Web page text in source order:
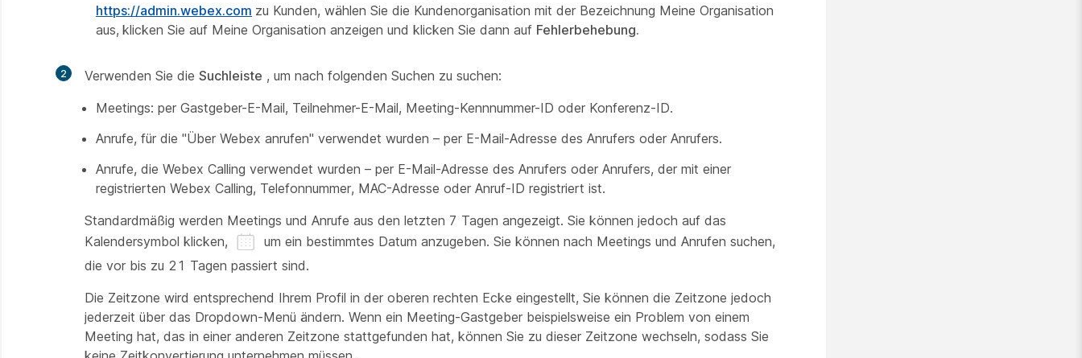
https://admin.webex.com zu Kunden, wählen Sie die Kundenorganisation mit der Bezeichnung Meine Organisation
aus, klicken Sie auf Meine Organisation anzeigen und klicken Sie dann auf Fehlerbehebung.
2 Verwenden Sie die Suchleiste , um nach folgenden Suchen zu suchen:
Meetings: per Gastgeber-E-Mail, Teilnehmer-E-Mail, Meeting-Kennnummer-ID oder Konferenz-ID.
Anrufe, für die "Über Webex anrufen" verwendet wurden – per E-Mail-Adresse des Anrufers oder Anrufers.
Anrufe, die Webex Calling verwendet wurden – per E-Mail-Adresse des Anrufers oder Anrufers, der mit einer
registrierten Webex Calling, Telefonnummer, MAC-Adresse oder Anruf-ID registriert ist.
Standardmäßig werden Meetings und Anrufe aus den letzten 7 Tagen angezeigt. Sie können jedoch auf das
Kalendersymbol klicken,
um ein bestimmtes Datum anzugeben. Sie können nach Meetings und Anrufen suchen,
die vor bis zu 21 Tagen passiert sind.
Die Zeitzone wird entsprechend Ihrem Profil in der oberen rechten Ecke eingestellt, Sie können die Zeitzone jedoch
jederzeit über das Dropdown-Menü ändern. Wenn ein Meeting-Gastgeber beispielsweise ein Problem von einem
Meeting hat, das in einer anderen Zeitzone stattgefunden hat, können Sie zu dieser Zeitzone wechseln, sodass Sie